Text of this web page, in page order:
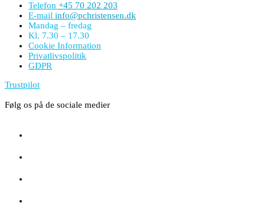
Telefon +45 70 202 203
E-mail info@pchristensen.dk
Mandag – fredag
Kl. 7.30 – 17.30
Cookie Information
Privatlivspolitik
GDPR
Trustpilot
Følg os på de sociale medier